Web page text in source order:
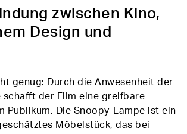
zwischen Kino,
Design und
genug: Durch die Anwesenheit der
schafft der Film eine greifbare
Publikum. Die Snoopy-Lampe ist ein
Möbelstück, das bei